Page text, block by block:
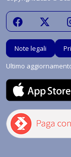
Note legali
Ultimo